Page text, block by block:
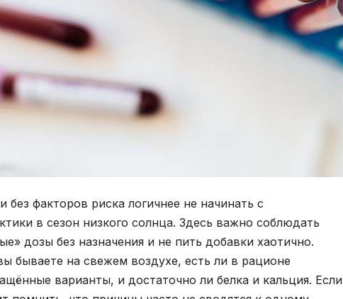
факторов риска логичнее не начинать с
в сезон низкого солнца. Здесь важно соблюдать
дозы без назначения и не пить добавки хаотично.
бываете на свежем воздухе, есть ли в рационе
варианты, и достаточно ли белка и кальция. Если